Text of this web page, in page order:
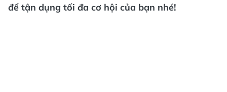
để tận dụng tối đa cơ hội của bạn nhé!